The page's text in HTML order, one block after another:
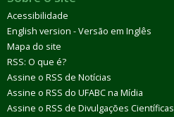
Acessibilidade
English version - Versão em Inglês
Mapa do site
RSS: O que é?
Assine o RSS de Notícias
Assine o RSS do UFABC na Mídia
Assine o RSS de Divulgações Científicas